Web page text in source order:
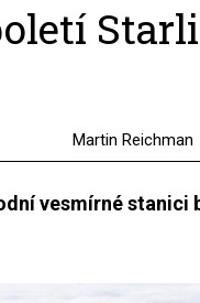
Martin Reichman
vesmírné stanici